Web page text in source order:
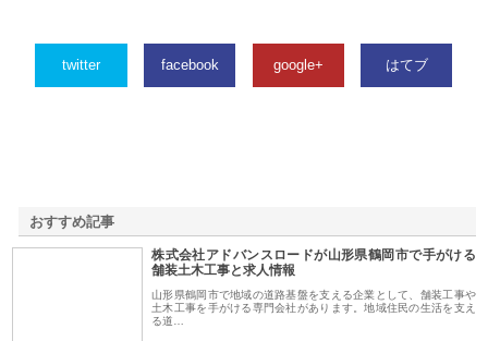
twitter facebook google+ はてブ
おすすめ記事
株式会社アドバンスロードが山形県鶴岡市で手がける
舗装土木工事と求人情報
山形県鶴岡市で地域の道路基盤を支える企業として、舗装工事や
土木工事を手がける専門会社があります。地域住民の生活を支え
る道…